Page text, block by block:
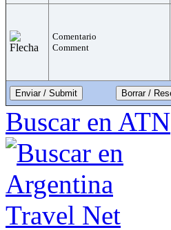
Comentario
Comment
Enviar / Submit
Buscar en ATN